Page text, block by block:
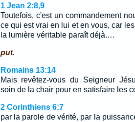
1 Jean 2:8,9
Toutefois, c'est un commandement
ce qui est vrai en lui et en vous, car
la lumière véritable paraît déjà.…
put.
Romains 13:14
Mais revêtez-vous du Seigneur
soin de la chair pour en satisfaire les
2 Corinthiens 6:7
par la parole de vérité, par la